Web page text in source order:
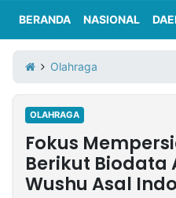
Iklan
Berita
Kami
Nasional
International
Olahraga
Entertainment
Daerah
Pariwisata
Kuliner
Kolom
BERANDA NASIONAL
Olahraga
OLAHRAGA
Fokus
Berikut Biodata
Wushu Asal